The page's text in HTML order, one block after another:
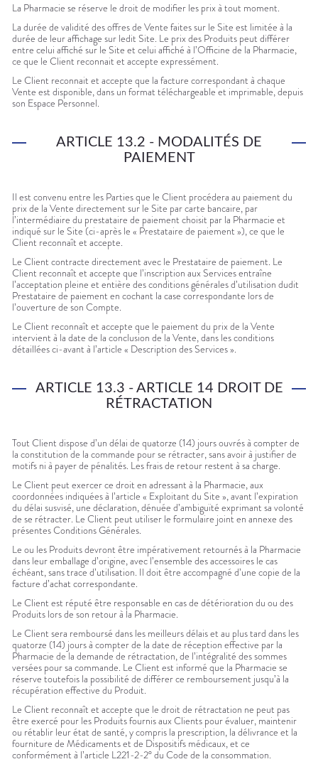
La Pharmacie se réserve le droit de modifier les prix à tout moment.
La durée de validité des offres de Vente faites sur le Site est limitée à la
durée de leur affichage sur ledit Site. Le prix des Produits peut différer
entre celui affiché sur le Site et celui affiché à l’Officine de la Pharmacie,
ce que le Client reconnait et accepte expressément.
Le Client reconnait et accepte que la facture correspondant à chaque
Vente est disponible, dans un format téléchargeable et imprimable, depuis
son Espace Personnel.
ARTICLE 13.2 - MODALITÉS DE
PAIEMENT
Il est convenu entre les Parties que le Client procédera au paiement du
prix de la Vente directement sur le Site par carte bancaire, par
l’intermédiaire du prestataire de paiement choisit par la Pharmacie et
indiqué sur le Site (ci-après le « Prestataire de paiement »), ce que le
Client reconnaît et accepte.
Le Client contracte directement avec le Prestataire de paiement. Le
Client reconnaît et accepte que l’inscription aux Services entraîne
l’acceptation pleine et entière des conditions générales d’utilisation dudit
Prestataire de paiement en cochant la case correspondante lors de
l’ouverture de son Compte.
Le Client reconnaît et accepte que le paiement du prix de la Vente
intervient à la date de la conclusion de la Vente, dans les conditions
détaillées ci-avant à l’article « Description des Services ».
ARTICLE 13.3 - ARTICLE 14 DROIT DE
RÉTRACTATION
Tout Client dispose d’un délai de quatorze (14) jours ouvrés à compter de
la constitution de la commande pour se rétracter, sans avoir à justifier de
motifs ni à payer de pénalités. Les frais de retour restent à sa charge.
Le Client peut exercer ce droit en adressant à la Pharmacie, aux
coordonnées indiquées à l’article « Exploitant du Site », avant l’expiration
du délai susvisé, une déclaration, dénuée d’ambiguïté exprimant sa volonté
de se rétracter. Le Client peut utiliser le formulaire joint en annexe des
présentes Conditions Générales.
Le ou les Produits devront être impérativement retournés à la Pharmacie
dans leur emballage d’origine, avec l’ensemble des accessoires le cas
échéant, sans trace d’utilisation. Il doit être accompagné d’une copie de la
facture d’achat correspondante.
Le Client est réputé être responsable en cas de détérioration du ou des
Produits lors de son retour à la Pharmacie.
Le Client sera remboursé dans les meilleurs délais et au plus tard dans les
quatorze (14) jours à compter de la date de réception effective par la
Pharmacie de la demande de rétractation, de l’intégralité des sommes
versées pour sa commande. Le Client est informé que la Pharmacie se
réserve toutefois la possibilité de différer ce remboursement jusqu’à la
récupération effective du Produit.
Le Client reconnaît et accepte que le droit de rétractation ne peut pas
être exercé pour les Produits fournis aux Clients pour évaluer, maintenir
ou rétablir leur état de santé, y compris la prescription, la délivrance et la
fourniture de Médicaments et de Dispositifs médicaux, et ce
conformément à l’article L221-2-2° du Code de la consommation.